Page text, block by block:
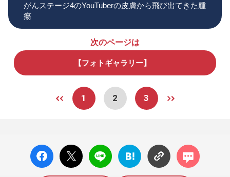
がんステージ4のYouTuberの皮膚から飛び出てきた腫
瘍
次のページは
【フォトギャラリー】
1 2 3
facebo
ok い
X ポス
ト
LINE
はてな
ブック
コメン
ト